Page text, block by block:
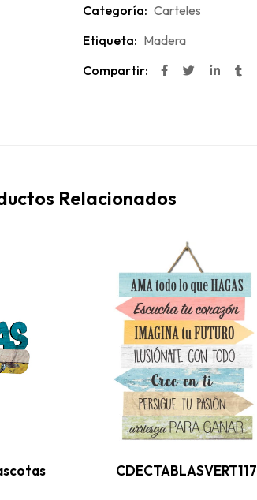
Categoría: Carteles
Etiqueta: Madera
Compartir:
Relacionados
CDECTABLASVERT117